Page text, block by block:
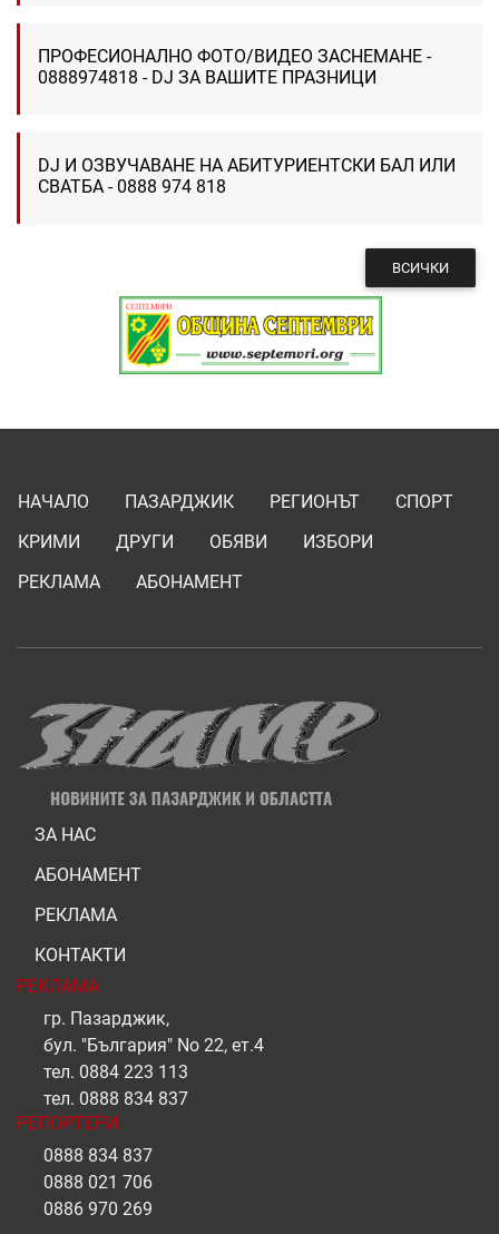
ПРОФЕСИОНАЛНО ФОТО/ВИДЕО ЗАСНЕМАНЕ -
0888974818 - DJ ЗА ВАШИТЕ ПРАЗНИЦИ
DJ И ОЗВУЧАВАНЕ НА АБИТУРИЕНТСКИ БАЛ ИЛИ
СВАТБА - 0888 974 818
ВСИЧКИ
НАЧАЛО ПАЗАРДЖИК РЕГИОНЪТ
СПОРТ
КРИМИ
ДРУГИ ОБЯВИ
ИЗБОРИ
РЕКЛАМА
АБОНАМЕНТ
ЗА НАС
АБОНАМЕНТ
РЕКЛАМА
КОНТАКТИ
РЕКЛАМА
гр. Пазарджик,
бул. "България" No 22, ет.4
тел. 0884 223 113
тел. 0888 834 837
РЕПОРТЕРИ
0888 834 837
0888 021 706
0886 970 269